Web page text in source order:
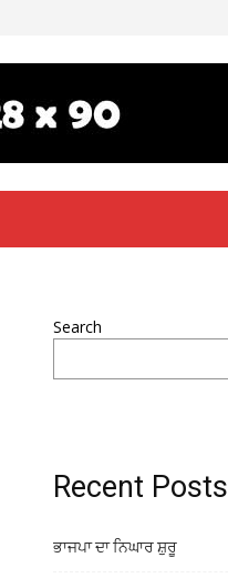
Search
Recent Posts
ਭਾਜਪਾ ਦਾ ਨਿਘਾਰ ਸ਼ੁਰੂ